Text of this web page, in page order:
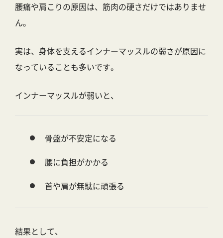
腰痛や肩こりの原因は、筋肉の硬さだけではありませ
ん。
実は、 身体を支えるインナーマッスルの弱さが原因に
なっていることも多いです。
インナーマッスルが弱いと、
骨盤が不安定になる
腰に負担がかかる
首や肩が無駄に頑張る
結果として、